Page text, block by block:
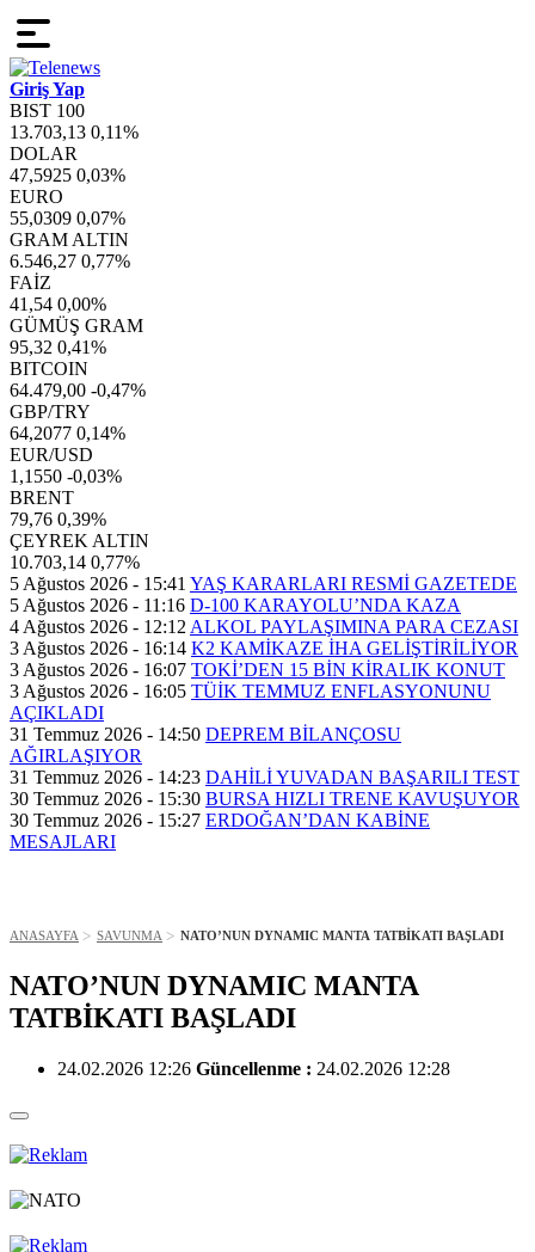
Giriş Yap
BIST 100
13.703,13 0,11%
DOLAR
47,5925 0,03%
EURO
55,0309 0,07%
GRAM ALTIN
6.546,27 0,77%
FAİZ
41,54 0,00%
GÜMÜŞ GRAM
95,32 0,41%
BITCOIN
64.479,00 -0,47%
GBP/TRY
64,2077 0,14%
EUR/USD
1,1550 -0,03%
BRENT
79,76 0,39%
ÇEYREK ALTIN
10.703,14 0,77%
5 Ağustos 2026 - 15:41 YAŞ KARARLARI RESMİ GAZETEDE
5 Ağustos 2026 - 11:16 D-100 KARAYOLU’NDA KAZA
4 Ağustos 2026 - 12:12 ALKOL PAYLAŞIMINA PARA CEZASI
3 Ağustos 2026 - 16:14 K2 KAMİKAZE İHA GELİŞTİRİLİYOR
3 Ağustos 2026 - 16:07 TOKİ’DEN 15 BİN KİRALIK KONUT
3 Ağustos 2026 - 16:05 TÜİK TEMMUZ ENFLASYONUNU
AÇIKLADI
31 Temmuz 2026 - 14:50 DEPREM BİLANÇOSU
AĞIRLAŞIYOR
31 Temmuz 2026 - 14:23 DAHİLİ YUVADAN BAŞARILI TEST
30 Temmuz 2026 - 15:30 BURSA HIZLI TRENE KAVUŞUYOR
30 Temmuz 2026 - 15:27 ERDOĞAN’DAN KABİNE
MESAJLARI
ANASAYFA SAVUNMA NATO’NUN DYNAMIC MANTA TATBİKATI BAŞLADI
NATO’NUN DYNAMIC MANTA
TATBİKATI BAŞLADI
24.02.2026 12:26 Güncellenme : 24.02.2026 12:28